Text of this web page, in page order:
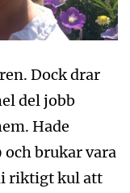
Dock drar
del jobb
Hade
brukar vara
riktigt kul att